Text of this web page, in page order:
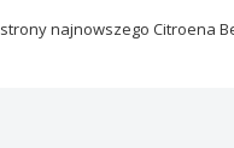
najnowszego Citroena